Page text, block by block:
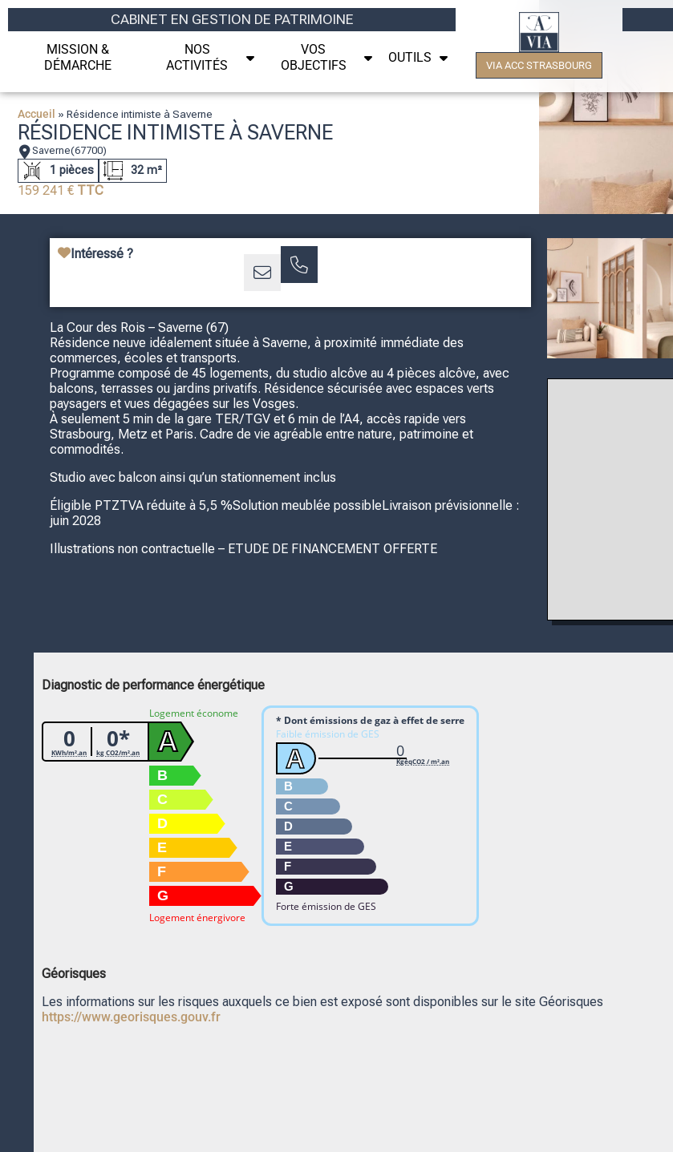
CABINET EN GESTION DE PATRIMOINE
MISSION &
DÉMARCHE
NOS
ACTIVITÉS
VOS
OBJECTIFS
OUTILS
VIA ACC STRASBOURG
Accueil » Résidence intimiste à Saverne
RÉSIDENCE INTIMISTE À SAVERNE
Saverne(67700)
1 pièces 32 m²
159 241 € TTC
Intéressé ?
La Cour des Rois – Saverne (67)
Résidence neuve idéalement située à Saverne, à proximité immédiate des
commerces, écoles et transports.
Programme composé de 45 logements, du studio alcôve au 4 pièces alcôve, avec
balcons, terrasses ou jardins privatifs. Résidence sécurisée avec espaces verts
paysagers et vues dégagées sur les Vosges.
À seulement 5 min de la gare TER/TGV et 6 min de l’A4, accès rapide vers
Strasbourg, Metz et Paris. Cadre de vie agréable entre nature, patrimoine et
commodités.
Studio avec balcon ainsi qu’un stationnement inclus
Éligible PTZTVA réduite à 5,5 %Solution meublée possibleLivraison prévisionnelle :
juin 2028
Illustrations non contractuelle – ETUDE DE FINANCEMENT OFFERTE
Diagnostic de performance énergétique
0
KWh/m².an 0*
kg CO2/m².an
Logement économe
A
B
C
D
E
F
G
Logement énergivore
* Dont émissions de gaz à effet de serre
Faible émission de GES
A
B
C
D
E
F
G
Forte émission de GES
0
KgéqCO2 / m².an
Géorisques
Les informations sur les risques auxquels ce bien est exposé sont disponibles sur le site Géorisques
https://www.georisques.gouv.fr